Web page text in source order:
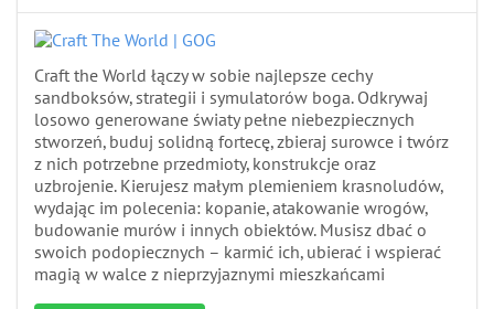
Craft the World łączy w sobie najlepsze cechy
sandboksów, strategii i symulatorów boga. Odkrywaj
losowo generowane światy pełne niebezpiecznych
stworzeń, buduj solidną fortecę, zbieraj surowce i twórz
z nich potrzebne przedmioty, konstrukcje oraz
uzbrojenie. Kierujesz małym plemieniem krasnoludów,
wydając im polecenia: kopanie, atakowanie wrogów,
budowanie murów i innych obiektów. Musisz dbać o
swoich podopiecznych – karmić ich, ubierać i wspierać
magią w walce z nieprzyjaznymi mieszkańcami